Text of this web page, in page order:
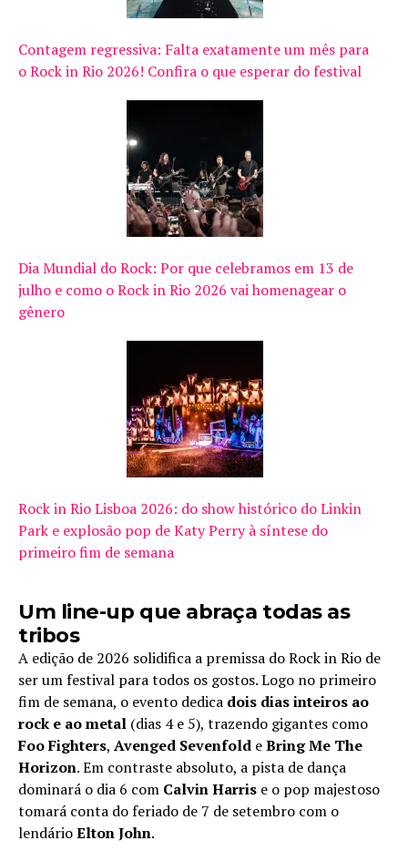
Contagem regressiva: Falta exatamente um mês para
o Rock in Rio 2026! Confira o que esperar do festival
Dia Mundial do Rock: Por que celebramos em 13 de
julho e como o Rock in Rio 2026 vai homenagear o
gênero
Rock in Rio Lisboa 2026: do show histórico do Linkin
Park e explosão pop de Katy Perry à síntese do
primeiro fim de semana
Um line-up que abraça todas as
tribos
A edição de 2026 solidifica a premissa do Rock in Rio de
ser um festival para todos os gostos. Logo no primeiro
fim de semana, o evento dedica dois dias inteiros ao
rock e ao metal (dias 4 e 5), trazendo gigantes como
Foo Fighters, Avenged Sevenfold eBring Me The
Horizon. Em contraste absoluto, a pista de dança
dominará o dia 6 com Calvin Harris e o pop majestoso
tomará conta do feriado de 7 de setembro com o
lendárioElton John.